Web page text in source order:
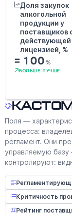
Доля закупок
алкогольной
продукции у
поставщиков
действующей
лицензией, %
= 100%
БОЛЬШЕ ЛУЧШЕ
Поля —
процесса:
регламент. Они
управляемую
контролируют:
Критичность
Рейтинг